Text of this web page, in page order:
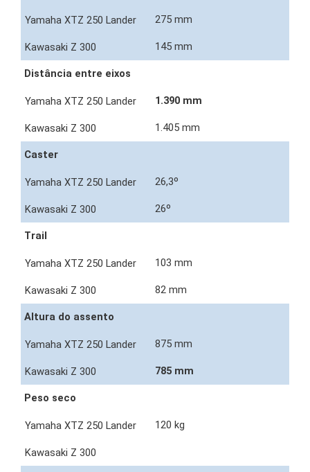
275 mm
145 mm
Distância entre eixos
1.390 mm
1.405 mm
Caster
26,3º
26º
Trail
103 mm
82 mm
Altura do assento
875 mm
785 mm
Peso seco
120 kg